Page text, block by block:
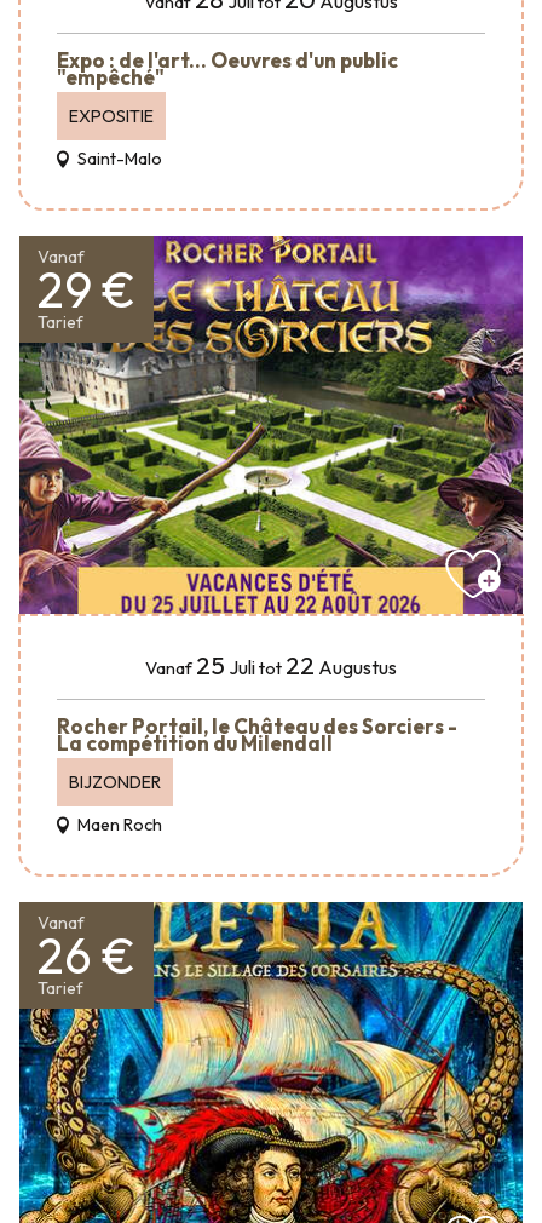
Expo : de l'art... Oeuvres d'un public
"empêché"
EXPOSITIE
Saint-Malo
Vanaf
29 €
Tarief
Vanaf 25 Julitot 22 Augustus
Rocher Portail, le Château des Sorciers -
La compétition du Milendall
BIJZONDER
Maen Roch
Vanaf
26 €
Tarief